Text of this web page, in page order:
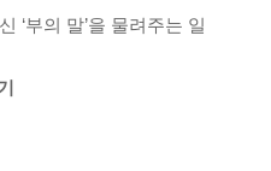
‘부의 말’을 물려주는 일